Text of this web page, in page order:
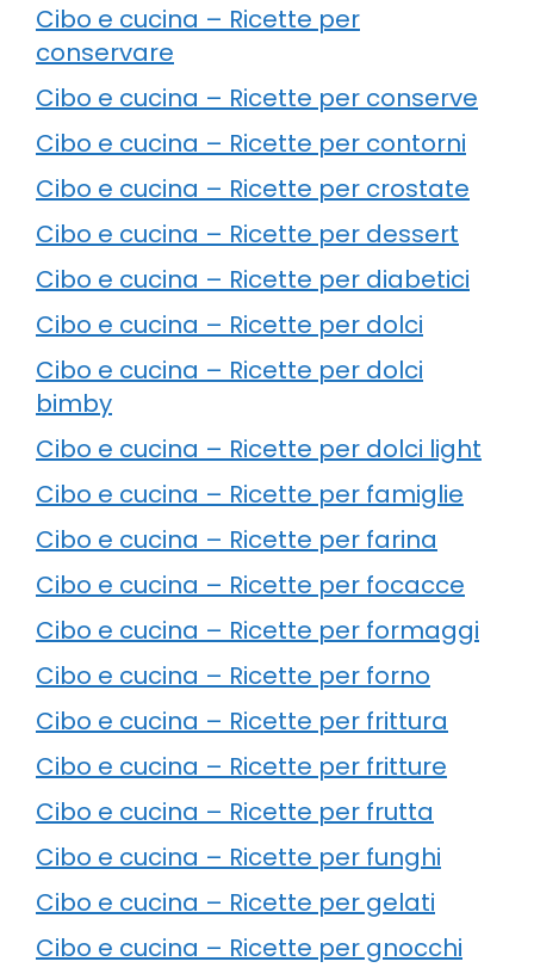
Cibo e cucina – Ricette per
conservare
Cibo e cucina – Ricette per conserve
Cibo e cucina – Ricette per contorni
Cibo e cucina – Ricette per crostate
Cibo e cucina – Ricette per dessert
Cibo e cucina – Ricette per diabetici
Cibo e cucina – Ricette per dolci
Cibo e cucina – Ricette per dolci
bimby
Cibo e cucina – Ricette per dolci light
Cibo e cucina – Ricette per famiglie
Cibo e cucina – Ricette per farina
Cibo e cucina – Ricette per focacce
Cibo e cucina – Ricette per formaggi
Cibo e cucina – Ricette per forno
Cibo e cucina – Ricette per frittura
Cibo e cucina – Ricette per fritture
Cibo e cucina – Ricette per frutta
Cibo e cucina – Ricette per funghi
Cibo e cucina – Ricette per gelati
Cibo e cucina – Ricette per gnocchi